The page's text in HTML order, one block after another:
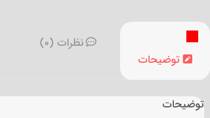
توضیحات
نظرات (0)
توضیحات